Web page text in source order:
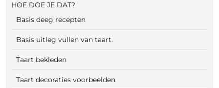
HOE DOE JE DAT?
Basis deeg recepten
Basis uitleg vullen van taart.
Taart bekleden
Taart decoraties voorbeelden